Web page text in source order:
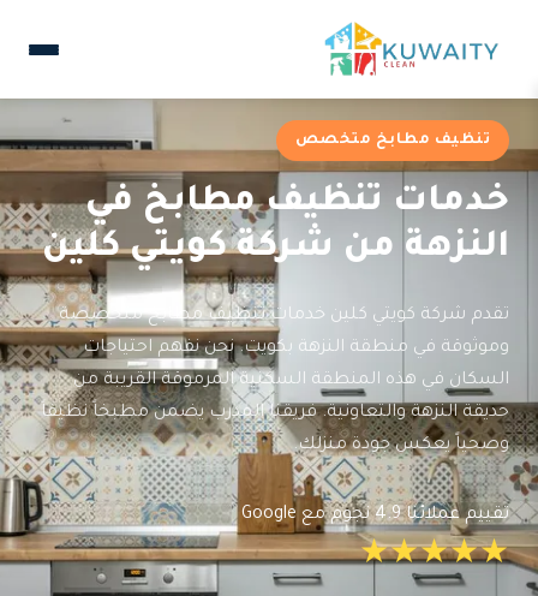
تنظيف مطابخ متخصص
خدمات تنظيف مطابخ في
النزهة من شركة كويتي كلين
تقدم شركة كويتي كلين خدمات تنظيف مطابخ متخصصة
وموثوقة في منطقة النزهة بكويت. نحن نفهم احتياجات
السكان في هذه المنطقة السكنية المرموقة القريبة من
حديقة النزهة والتعاونية. فريقنا المدرب يضمن مطبخاً نظيفاً
وصحياً يعكس جودة منزلك.
تقييم عملائنا 4.9 نجوم مع Google
★★★★★